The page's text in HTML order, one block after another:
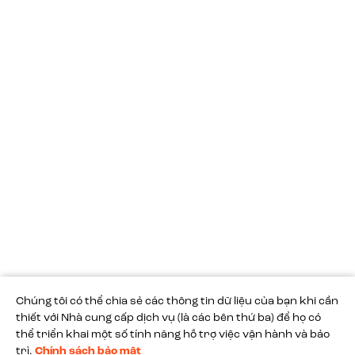
Chúng tôi có thể chia sẻ các thông tin dữ liệu của bạn khi cần
thiết với Nhà cung cấp dịch vụ (là các bên thứ ba) để họ có
thể triển khai một số tính năng hỗ trợ việc vận hành và bảo
trì. Chính sách bảo mật